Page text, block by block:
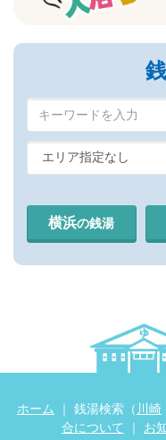
横浜の銭湯
ホーム ｜ 銭湯検索（ 川崎
合について
｜ お